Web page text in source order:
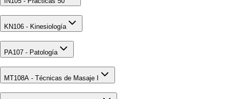
KN106 - Kinesiología
PA107 - Patología
MT108A - Técnicas de Masaje I